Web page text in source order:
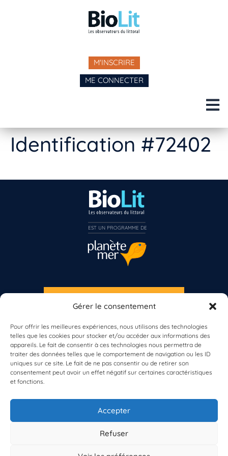
Gérer le consentement
Pour offrir les meilleures expériences, nous utilisons des technologies
telles que les cookies pour stocker et/ou accéder aux informations des
appareils. Le fait de consentir à ces technologies nous permettra de
traiter des données telles que le comportement de navigation ou les ID
uniques sur ce site. Le fait de ne pas consentir ou de retirer son
consentement peut avoir un effet négatif sur certaines caractéristiques
et fonctions.
Accepter
Refuser
M'INSCRIRE
ME CONNECTER
Identification #72402
À propos de BioLit
Vos données d'observation
Ressources
Résultats du programme
Contacts
S'INSCRIRE À LA NEWSLETTER
Inscrivez-vous dès maintenant